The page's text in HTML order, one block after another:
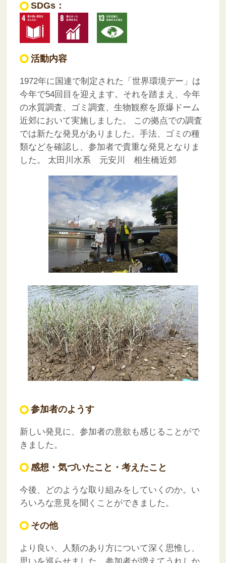
SDGs：
活動内容
1972年に国連で制定された「世界環境デー」は
今年で54回目を迎えます。それを踏まえ、今年
の水質調査、ゴミ調査、生物観察を原爆ドーム
近郊において実施しました。
この拠点での調査
では新たな発見がありました。手法、ゴミの種
類などを確認し、参加者で貴重な発見となりま
した。
太田川水系 元安川 相生橋近郊
参加者のようす
新しい発見に、参加者の意欲も感じることがで
きました。
感想・気づいたこと・考えたこと
今後、どのような取り組みをしていくのか。い
ろいろな意見を聞くことができました。
その他
より良い、人類のあり方について深く思惟し、